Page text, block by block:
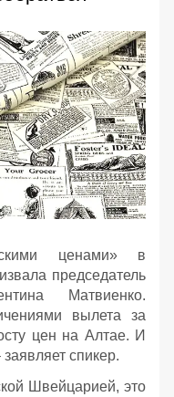
ценами» в
председатель
Матвиенко.
вылета за
цен на Алтае. И
спикер.
Швейцарией, это